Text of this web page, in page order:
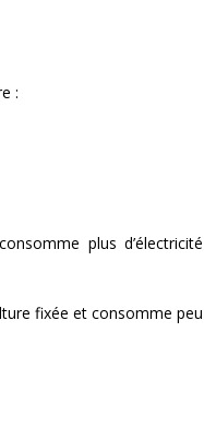
:
plus d’électricité
fixée et consomme peu